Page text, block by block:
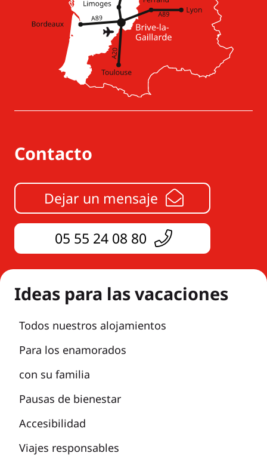
Contacto
Dejar un mensaje
05 55 24 08 80
Ideas para las vacaciones
Todos nuestros alojamientos
Para los enamorados
con su familia
Pausas de bienestar
Accesibilidad
Viajes responsables